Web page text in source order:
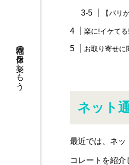
福岡の休日を楽しもう
【パリ
楽に!イケて
お取り寄せに
ネット
最近では、ネッ
コレートを紹介